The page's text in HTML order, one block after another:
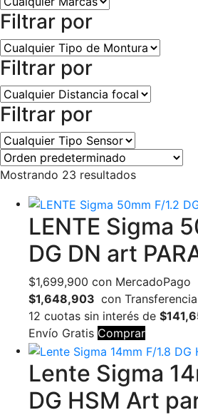
Filtrar por
Filtrar por
Filtrar por
Mostrando 23 resultados
LENTE Sigma
DG DN art
$1,699,900 con MercadoPago
$1,648,903 con
12 cuotas sin interés de
Envío Gratis Comprar
Lente Sigma
DG HSM Art